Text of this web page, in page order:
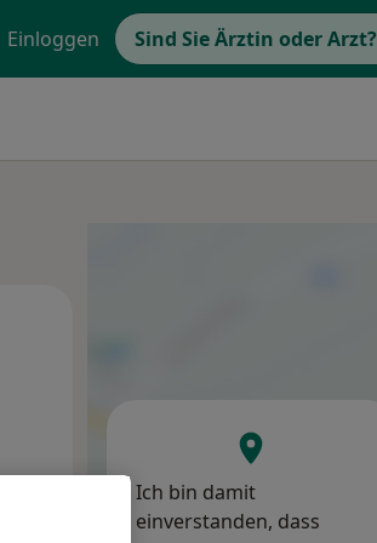
Einloggen Sind Sie Ärztin oder Arzt?
Ich bin damit
einverstanden, dass